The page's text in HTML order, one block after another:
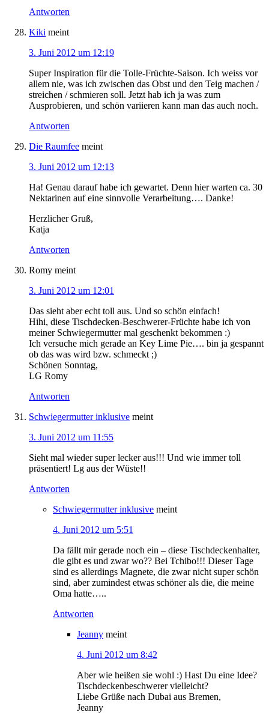
Antworten
Kiki meint
3. Juni 2012 um 12:19
Super Inspiration für die Tolle-Früchte-Saison. Ich weiss vor
allem nie, was ich zwischen das Obst und den Teig machen /
streichen / schmieren soll. Jetzt hab ich ja was zum
Ausprobieren, und schön variieren kann man das auch noch.
Antworten
Die Raumfee meint
3. Juni 2012 um 12:13
Ha! Genau darauf habe ich gewartet. Denn hier warten ca. 30
Nektarinen auf eine sinnvolle Verarbeitung…. Danke!
Herzlicher Gruß,
Katja
Antworten
Romy meint
3. Juni 2012 um 12:01
Das sieht aber echt toll aus. Und so schön einfach!
Hihi, diese Tischdecken-Beschwerer-Früchte habe ich von
meiner Schwiegermutter mal geschenkt bekommen :)
Ich versuche mich gerade an Key Lime Pie…. bin ja gespannt
ob das was wird bzw. schmeckt ;)
Schönen Sonntag,
LG Romy
Antworten
Schwiegermutter inklusive meint
3. Juni 2012 um 11:55
Sieht mal wieder super lecker aus!!! Und wie immer toll
präsentiert! Lg aus der Wüste!!
Antworten
Schwiegermutter inklusive meint
4. Juni 2012 um 5:51
Da fällt mir gerade noch ein – diese Tischdeckenhalter,
die gibt es und zwar wo?? Bei Tchibo!!! Dieser Tage
sind es allerdings Magnete, die zwar nicht super schön
sind, aber zumindest etwas schöner als die, die meine
Oma hatte…..
Antworten
Jeanny meint
4. Juni 2012 um 8:42
Aber wie heißen sie wohl :) Hast Du eine Idee?
Tischdeckenbeschwerer vielleicht?
Liebe Grüße nach Dubai aus Bremen,
Jeanny